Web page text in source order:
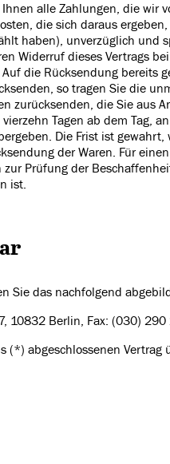
alle Zahlungen, die wir
die sich daraus
haben), unverzüglich und
Widerruf dieses Vertrags
die Rücksendung bereits
so tragen Sie die
zurücksenden, die Sie aus
Tagen ab dem Tag,
Die Frist ist
der Waren. Für
Prüfung der
ist.
Sie das nachfolgend
10832 Berlin, Fax: (030)
abgeschlossenen